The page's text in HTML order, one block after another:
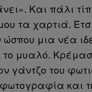
Και πάλι
τα χαρτιά.
ώσπου μια νέα
μυαλό.
γάντζο του
και